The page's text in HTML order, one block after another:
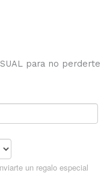
para no perderte